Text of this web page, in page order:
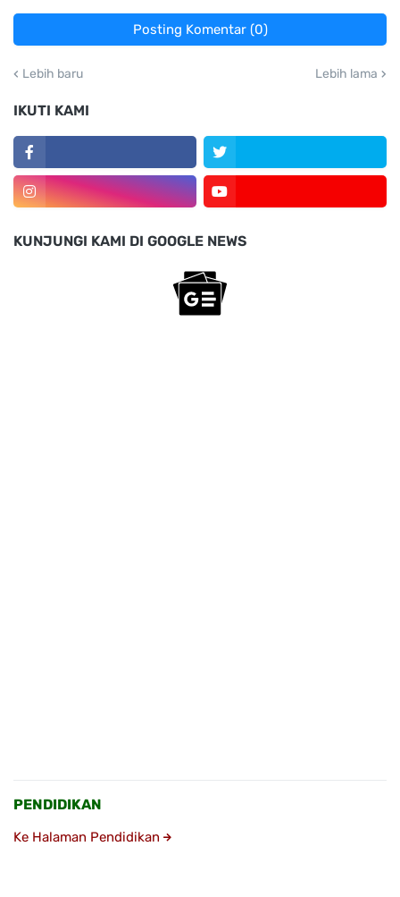
Posting Komentar (0)
Lebih baru Lebih lama
IKUTI KAMI
KUNJUNGI KAMI DI GOOGLE NEWS
PENDIDIKAN
Ke Halaman Pendidikan